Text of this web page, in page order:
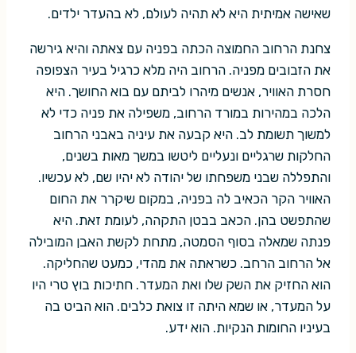
שאישה אמיתית היא לא תהיה לעולם, לא בהעדר ילדים.
צחנת הרחוב החמוצה הכתה בפניה עם צאתה והיא גירשה
את הזבובים מפניה. הרחוב היה מלא כרגיל בעיר הצפופה
חסרת האוויר, אנשים מיהרו לביתם עם בוא החושך. היא
הלכה במהירות במורד הרחוב, משפילה את פניה כדי לא
למשוך תשומת לב. היא קבעה את עיניה באבני הרחוב
החלקות שרגליים ונעליים ליטשו במשך מאות בשנים,
והתפללה שבני משפחתו של יהודה לא יהיו שם, לא עכשיו.
האוויר הקר הכאיב לה בפניה, במקום שיקרר את החום
שהתפשט בהן. הכאב בבטן התקהה, לעומת זאת. היא
פנתה שמאלה בסוף הסמטה, מתחת לקשת האבן המובילה
אל הרחוב הרחב. כשראתה את מהדי, כמעט שהחליקה.
הוא החזיק את השק שלו ואת המעדר. חתיכות בוץ טרי היו
על המעדר, או שמא היתה זו צואת כלבים. הוא הביט בה
בעיניו החומות הנקיות. הוא ידע.